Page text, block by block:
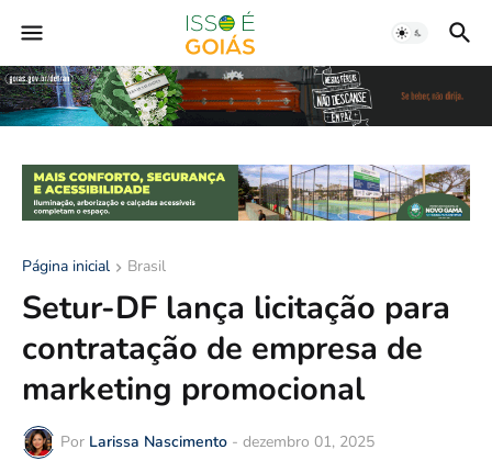
Página inicial Brasil
Setur-DF lança licitação para
contratação de empresa de
marketing promocional
Por Larissa Nascimento - dezembro 01, 2025